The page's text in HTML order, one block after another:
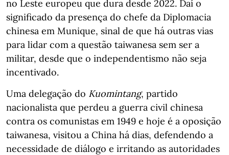
no Leste europeu que dura desde 2022. Daí o
significado da presença do chefe da Diplomacia
chinesa em Munique, sinal de que há outras vias
para lidar com a questão taiwanesa sem ser a
militar, desde que o independentismo não seja
incentivado.
Uma delegação do Kuomintang, partido
nacionalista que perdeu a guerra civil chinesa
contra os comunistas em 1949 e hoje é a oposição
taiwanesa, visitou a China há dias, defendendo a
necessidade de diálogo e irritando as autoridades